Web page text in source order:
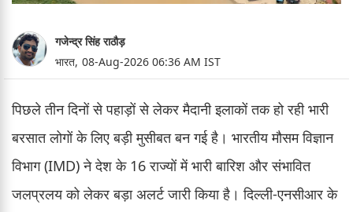
गजेन्द्र सिंह राठौड़
भारत, 08-Aug-2026 06:36 AM IST
पिछले तीन दिनों से पहाड़ों से लेकर मैदानी इलाकों तक हो रही भारी
बरसात लोगों के लिए बड़ी मुसीबत बन गई है। भारतीय मौसम विज्ञान
विभाग (IMD) ने देश के 16 राज्यों में भारी बारिश और संभावित
जलप्रलय को लेकर बड़ा अलर्ट जारी किया है। दिल्ली-एनसीआर के